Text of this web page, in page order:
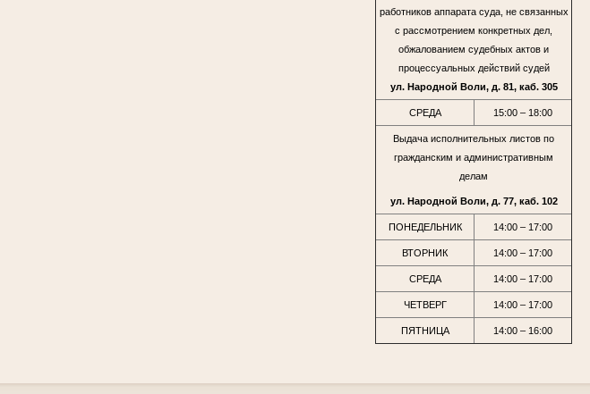
работников аппарата суда, не связанных
с рассмотрением конкретных дел,
обжалованием судебных актов и
процессуальных действий судей
ул. Народной Воли, д. 81, каб. 305
СРЕДА 15:00 – 18:00
Выдача исполнительных листов по
гражданским и административным
делам
ул. Народной Воли, д. 77, каб. 102
ПОНЕДЕЛЬНИК 14:00 – 17:00
ВТОРНИК 14:00 – 17:00
СРЕДА 14:00 – 17:00
ЧЕТВЕРГ 14:00 – 17:00
ПЯТНИЦА 14:00 – 16:00